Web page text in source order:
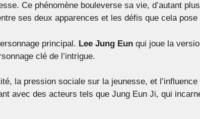
Ce phénomène bouleverse sa vie, d’autant
ses deux apparences et les défis que cela
principal. Lee Jung Eun qui joue la
clé de l’intrigue.
la pression sociale sur la jeunesse, et
avec des acteurs tels que Jung Eun Ji, qui